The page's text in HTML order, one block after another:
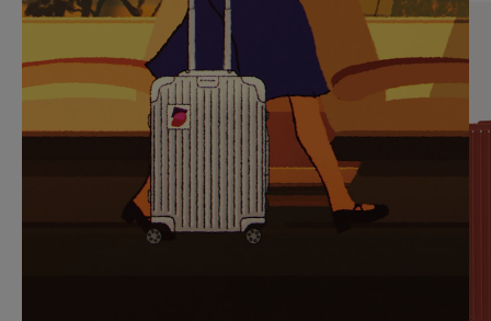
SUR
POUR
METTRE
PAUSE
VEUILLEZ
CLIQUER
POUR
RÉACTIVER
LE
SON